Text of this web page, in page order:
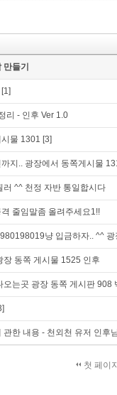
들기
[1]
리 - 인후 Ver 1.0
물 1301 [3]
지.. 광장에서 동쪽게시물
러 ^^ 천정 자반 통일합시다
줄임말좀 올려주세요1!!
냥 입금하자.. ^^
장 동쪽 게시물 1525 인후
오는곳 광장 동쪽 게시판 908
관한 내용 - 천외천 유저 인후
첫 페이지